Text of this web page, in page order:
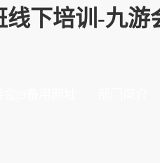
下培训-九游